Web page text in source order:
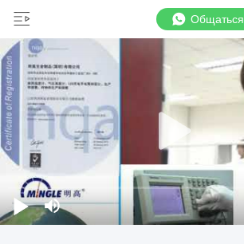
Общаться